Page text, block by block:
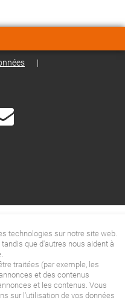
|
technologies sur notre site web.
que d'autres nous aident à
traitées (par exemple, les
et des contenus
et les contenus. Vous
sur l'utilisation de vos données